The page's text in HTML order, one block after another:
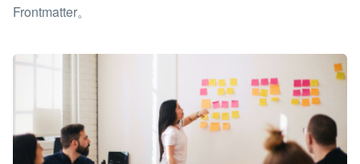
Frontmatter。